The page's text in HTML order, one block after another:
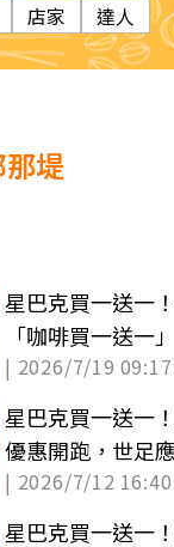
店家 達人
堤
星巴克買一送一
「咖啡買一送一
盲盒整理
| 2026/7/19
星巴克買一送一
優惠開跑，世足
一次收
| 2026/7/12
星巴克買一送一